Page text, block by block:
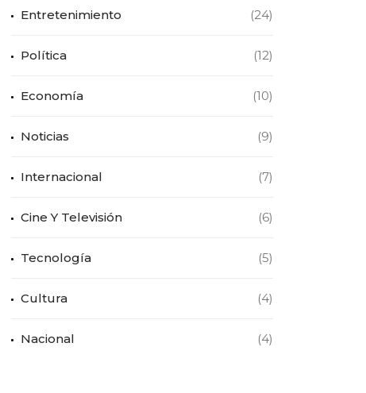
Entretenimiento (24)
Política (12)
Economía (10)
Noticias (9)
Internacional (7)
Cine Y Televisión (6)
Tecnología (5)
Cultura (4)
Nacional (4)